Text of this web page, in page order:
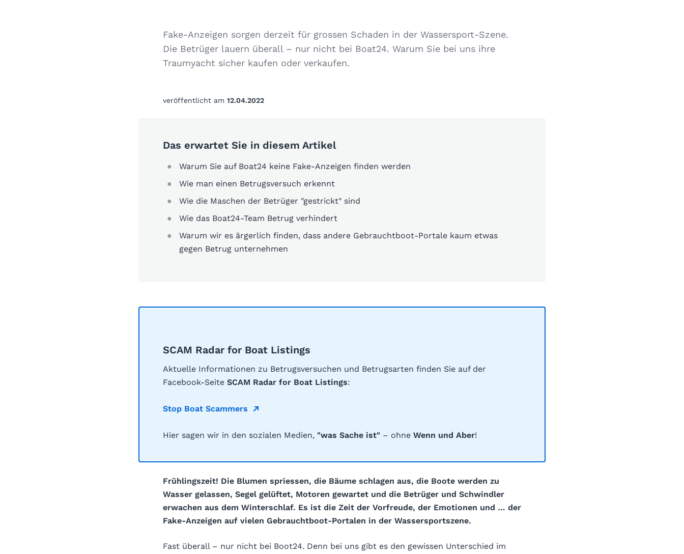
Fake-Anzeigen sorgen derzeit für grossen Schaden in der Wassersport-Szene.
Die Betrüger lauern überall – nur nicht bei Boat24. Warum Sie bei uns ihre
Traumyacht sicher kaufen oder verkaufen.
veröffentlicht am 12.04.2022
Das erwartet Sie in diesem Artikel
Warum Sie auf Boat24 keine Fake-Anzeigen finden werden
Wie man einen Betrugsversuch erkennt
Wie die Maschen der Betrüger "gestrickt" sind
Wie das Boat24-Team Betrug verhindert
Warum wir es ärgerlich finden, dass andere Gebrauchtboot-Portale kaum etwas
gegen Betrug unternehmen
SCAM Radar for Boat Listings
Aktuelle Informationen zu Betrugsversuchen und Betrugsarten finden Sie auf der
Facebook-Seite SCAM Radar for Boat Listings:
Stop Boat Scammers
Hier sagen wir in den sozialen Medien, "was Sache ist" – ohne Wenn und Aber!
Frühlingszeit! Die Blumen spriessen, die Bäume schlagen aus, die Boote werden zu
Wasser gelassen, Segel gelüftet, Motoren gewartet und die Betrüger und Schwindler
erwachen aus dem Winterschlaf. Es ist die Zeit der Vorfreude, der Emotionen und … der
Fake-Anzeigen auf vielen Gebrauchtboot-Portalen in der Wassersportszene.
Fast überall – nur nicht bei Boot24. Denn bei uns gibt es den gewissen Unterschied im